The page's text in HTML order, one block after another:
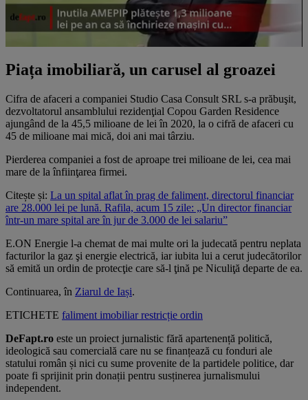
Piața imobiliară, un carusel al groazei
Cifra de afaceri a companiei Studio Casa Consult SRL s-a prăbuşit,
dezvoltatorul ansamblului rezidenţial Copou Garden Residence
ajungând de la 45,5 milioane de lei în 2020, la o cifră de afaceri cu
45 de milioane mai mică, doi ani mai târziu.
Pierderea companiei a fost de aproape trei milioane de lei, cea mai
mare de la înfiinţarea firmei.
Citește și: La un spital aflat în prag de faliment, directorul financiar
are 28.000 lei pe lună. Rafila, acum 15 zile: „Un director financiar
într-un mare spital are în jur de 3.000 de lei salariu”
E.ON Energie l-a chemat de mai multe ori la judecată pentru neplata
facturilor la gaz şi energie electrică, iar iubita lui a cerut judecătorilor
să emită un ordin de protecţie care să-l ţină pe Niculiţă departe de ea.
Continuarea, în Ziarul de Iași.
ETICHETE faliment imobiliarrestricție ordin
DeFapt.ro este un proiect jurnalistic fără apartenență politică,
ideologică sau comercială care nu se finanțează cu fonduri ale
statului român și nici cu sume provenite de la partidele politice, dar
poate fi sprijinit prin donații pentru susținerea jurnalismului
independent.